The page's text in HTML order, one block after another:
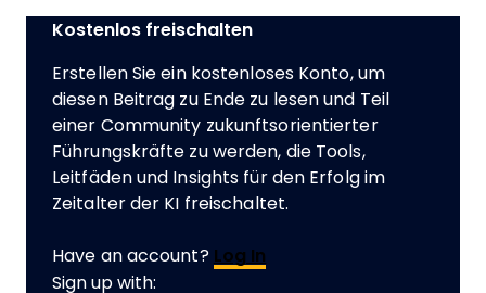
Kostenlos freischalten
Erstellen Sie ein kostenloses Konto, um
diesen Beitrag zu Ende zu lesen und Teil
einer Community zukunftsorientierter
Führungskräfte zu werden, die Tools,
Leitfäden und Insights für den Erfolg im
Zeitalter der KI freischaltet.
Have an account? Log In
Sign up with: